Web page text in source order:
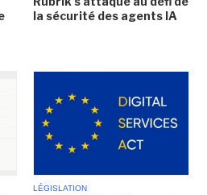
la sécurité des agents IA
LÉGISLATION